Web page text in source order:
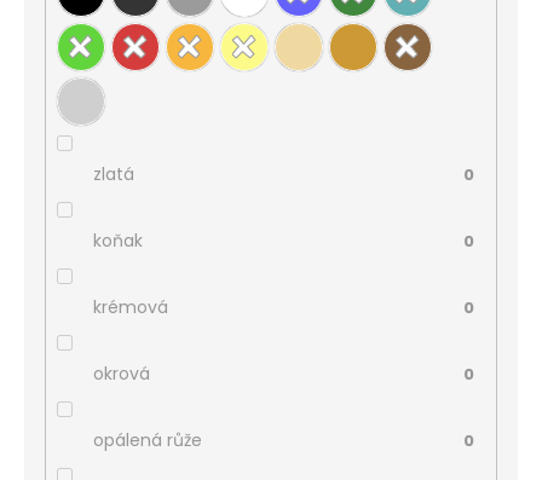
zlatá 0
koňak 0
krémová 0
okrová 0
opálená růže 0